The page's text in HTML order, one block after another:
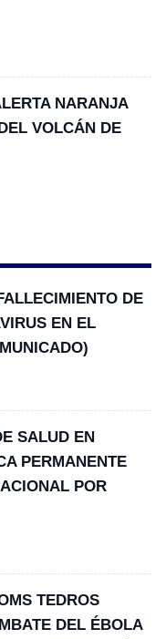
NARANJA
VOLCÁN DE
DE
EN EL
SALUD EN
PERMANENTE
POR
TEDROS
DEL ÉBOLA